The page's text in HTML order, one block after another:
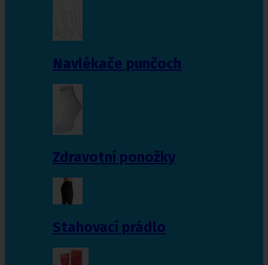
Navlékače punčoch
Zdravotní ponožky
Stahovací prádlo